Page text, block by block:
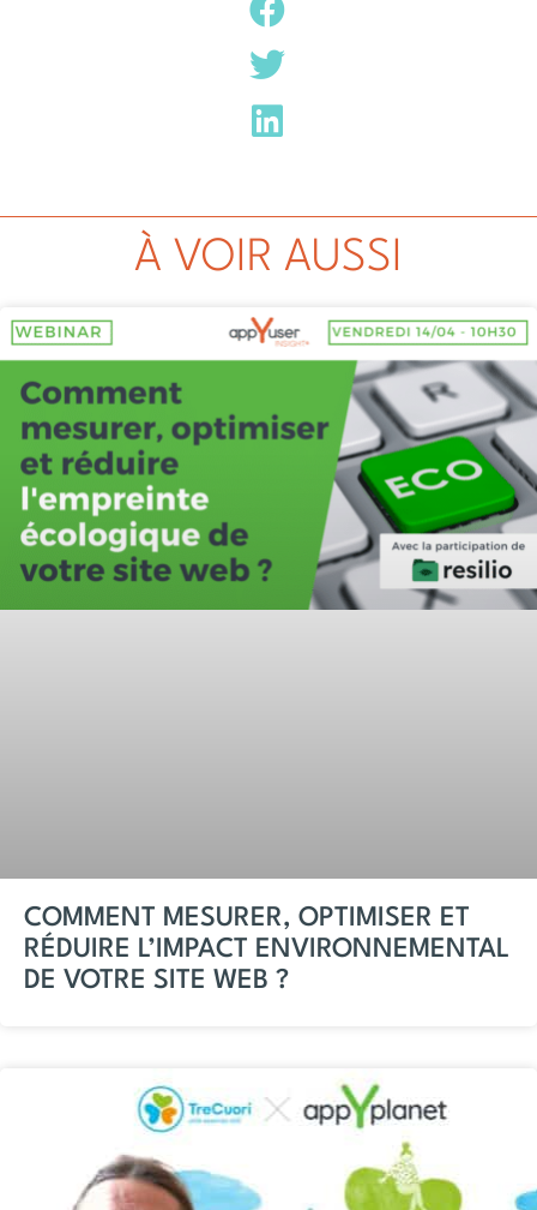
À VOIR AUSSI
COMMENT MESURER, OPTIMISER ET
RÉDUIRE L’IMPACT ENVIRONNEMENTAL
DE VOTRE SITE WEB ?